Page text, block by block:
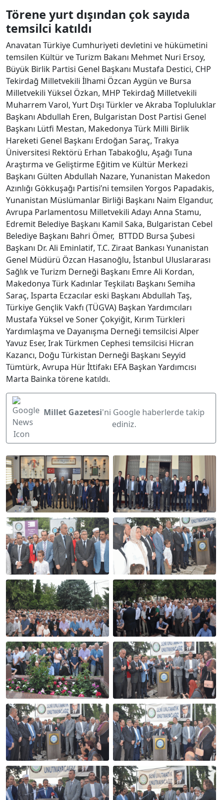
Törene yurt dışından çok sayıda
temsilci katıldı
Anavatan Türkiye Cumhuriyeti devletini ve hükümetini
temsilen Kültür ve Turizm Bakanı Mehmet Nuri Ersoy,
Büyük Birlik Partisi Genel Başkanı Mustafa Destici, CHP
Tekirdağ Milletvekili İlhami Özcan Aygün ve Bursa
Milletvekili Yüksel Özkan, MHP Tekirdağ Milletvekili
Muharrem Varol, Yurt Dışı Türkler ve Akraba Topluluklar
Başkanı Abdullah Eren, Bulgaristan Dost Partisi Genel
Başkanı Lütfi Mestan, Makedonya Türk Milli Birlik
Hareketi Genel Başkanı Erdoğan Saraç, Trakya
Üniversitesi Rektörü Erhan Tabakoğlu, Aşağı Tuna
Araştırma ve Geliştirme Eğitim ve Kültür Merkezi
Başkanı Gülten Abdullah Nazare, Yunanistan Makedon
Azınlığı Gökkuşağı Partisi’ni temsilen Yorgos Papadakis,
Yunanistan Müslümanlar Birliği Başkanı Naim Elgandur,
Avrupa Parlamentosu Milletvekili Adayı Anna Stamu,
Edremit Belediye Başkanı Kamil Saka, Bulgaristan Cebel
Belediye Başkanı Bahri Ömer, BTTDD Bursa Şubesi
Başkanı Dr. Ali Eminlatif, T.C. Ziraat Bankası Yunanistan
Genel Müdürü Özcan Hasanoğlu, İstanbul Uluslararası
Sağlık ve Turizm Derneği Başkanı Emre Ali Kordan,
Makedonya Türk Kadınlar Teşkilatı Başkanı Semiha
Saraç, Isparta Eczacılar eski Başkanı Abdullah Taş,
Türkiye Gençlik Vakfı (TÜGVA) Başkan Yardımcıları
Mustafa Yüksel ve Soner Çokyiğit, Kırım Türkleri
Yardımlaşma ve Dayanışma Derneği temsilcisi Alper
Yavuz Eser, Irak Türkmen Cephesi temsilcisi Hicran
Kazancı, Doğu Türkistan Derneği Başkanı Seyyid
Tümtürk, Avrupa Hür İttifakı EFA Başkan Yardımcısı
Marta Bainka törene katıldı.
Millet Gazetesi'ni Google haberlerde takip
ediniz.